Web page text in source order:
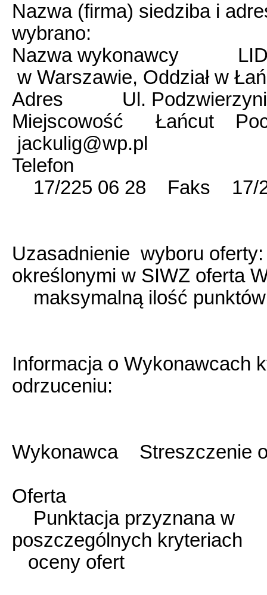
Nazwa (firma) siedziba i
wybrano:
Nazwa wykonawcy
w Warszawie, Oddział w
Adres Ul.
Miejscowość Łańcut
jackulig@wp.pl
Telefon
17/225 06 28 Faks 17/
Uzasadnienie wyboru
określonymi w SIWZ oferta
maksymalną ilość
Informacja o Wykonawcach
odrzuceniu:
Wykonawca Streszczenie
Oferta
Punktacja przyznana w
poszczególnych kryteriach
oceny ofert